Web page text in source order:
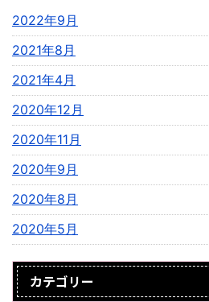
2022年9月
2021年8月
2021年4月
2020年12月
2020年11月
2020年9月
2020年8月
2020年5月
カテゴリー